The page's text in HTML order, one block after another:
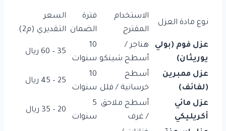
نوع مادة العزل
الاستخدام
المقترح
فترة
الضمان
السعر
التقديري (م2)
عزل فوم (بولي
يوريثان)
هناجر /
أسطح شينكو
10
سنوات
35 – 60 ريال
عزل ممبرين
(لفائف)
أسطح
خرسانية / فلل
10
سنوات
25 – 45 ريال
عزل مائي
أكريليكي
أسطح ملاحق
/ غرف
5
سنوات
20 – 35 ريال